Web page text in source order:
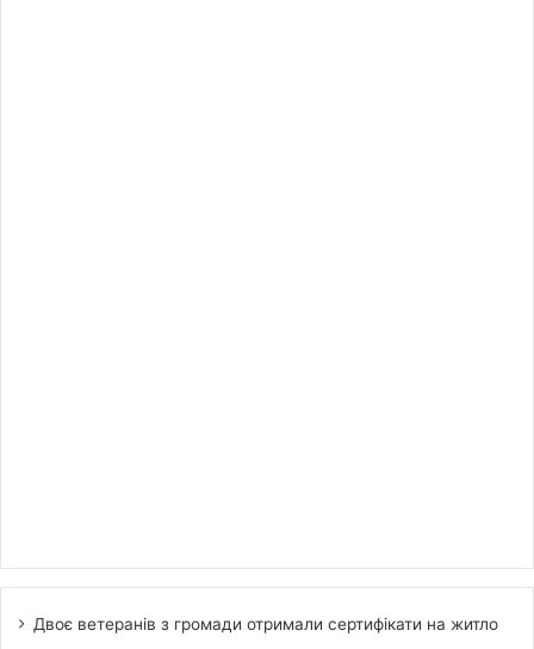
Двоє ветеранів з громади отримали сертифікати на житло